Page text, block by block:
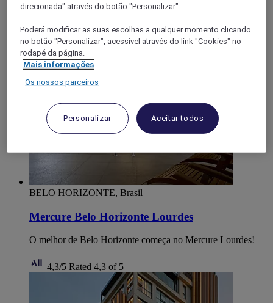
Brazil
Contagem
BELO HORIZONTE, Brasil
Mercure Belo Horizonte Lourdes
O melhor de Belo Horizonte começa no Mercure Lourdes!
4,3/5 Rated 4,3 of 5
direcionada" através do botão "Personalizar".
Poderá modificar as suas escolhas a qualquer momento clicando
no botão "Personalizar", acessível através do link "Cookies" no
rodapé da página.
Mais informações
Os nossos parceiros
Personalizar Aceitar todos